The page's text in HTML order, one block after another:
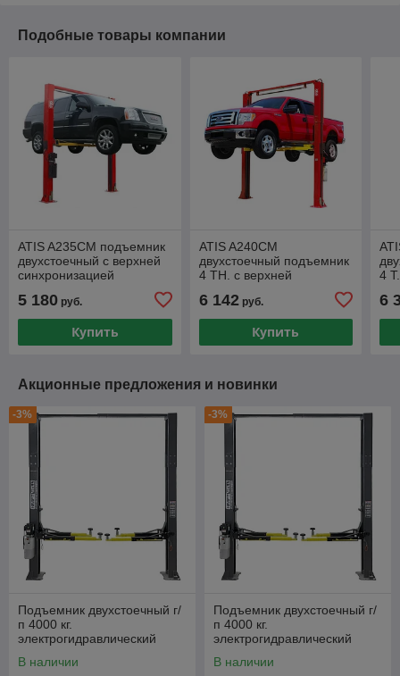
Подобные товары компании
ATIS A235CM подъемник
двухстоечный с верхней
синхронизацией
5 180 руб.
Купить
ATIS A240CM
двухстоечный подъемник
4 ТН. с верхней
6 142руб.
Купить
4
6
Акционные предложения и новинки
-3%
Подъемник двухстоечный г/
п 4000 кг.
электрогидравлический
В наличии
-3%
Подъемник двухстоечный г/
п 4000 кг.
электрогидравлический
В наличии